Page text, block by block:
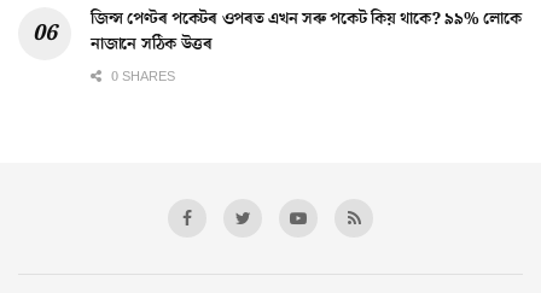
জিন্স পেণ্টৰ পকেটৰ ওপৰত এখন সৰু পকেট কিয় থাকে? ৯৯% লোকে
নাজানে সঠিক উত্তৰ
0 SHARES